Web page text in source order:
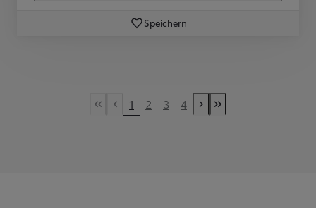
Speichern
First Page
Vorherige Seite
1 2 3 4
Nächste Seite
Last Page